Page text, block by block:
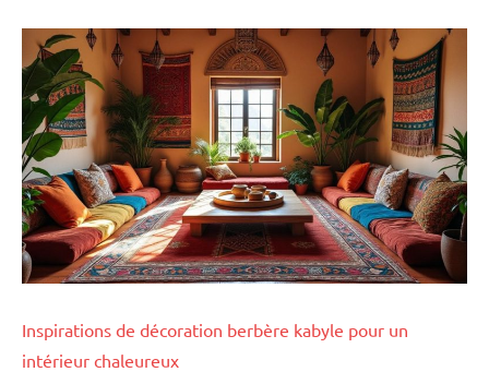
Inspirations de décoration berbère kabyle pour un
intérieur chaleureux